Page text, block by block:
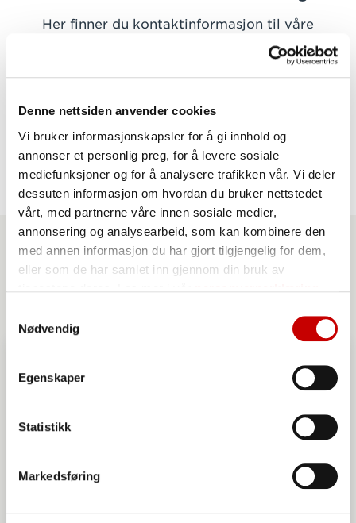
Denne nettsiden anvender cookies
Vi bruker informasjonskapsler for å gi innhold og
annonser et personlig preg, for å levere sosiale
mediefunksjoner og for å analysere trafikken vår. Vi deler
dessuten informasjon om hvordan du bruker nettstedet
vårt, med partnerne våre innen sosiale medier,
annonsering og analysearbeid, som kan kombinere den
med annen informasjon du har gjort tilgjengelig for dem,
eller som de har samlet inn gjennom din bruk av
Nødvendig
Egenskaper
Statistikk
Markedsføring
Her finner du kontaktinformasjon til våre
kundeansvarlige på bakeri og storhusholdning:
Bakeri – kontaktpersoner
Adresser